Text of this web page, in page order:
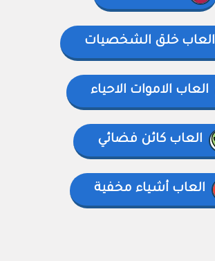
العاب خلق الشخصيات
العاب الاموات الاحياء
العاب كائن فضائي
العاب أشياء مخفية